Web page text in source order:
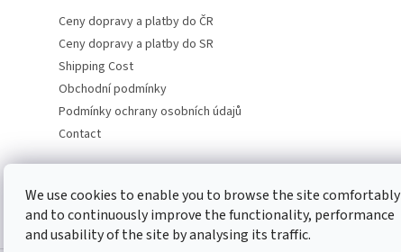
We use cookies to enable you to browse the site comfortably
and to continuously improve the functionality, performance
and usability of the site by analysing its traffic.
Ceny dopravy a platby do ČR
Ceny dopravy a platby do SR
Shipping Cost
Obchodní podmínky
Podmínky ochrany osobních údajů
Contact
EN-filmy.cz CD-Soundtrack.cz